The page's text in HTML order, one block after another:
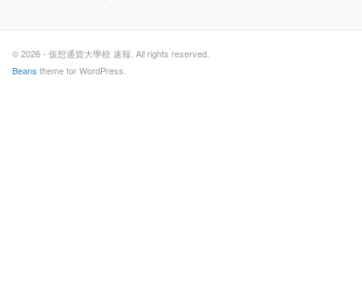
© 2026 - 仮想通貨大學校 速報. All rights reserved.
Beans theme for WordPress.